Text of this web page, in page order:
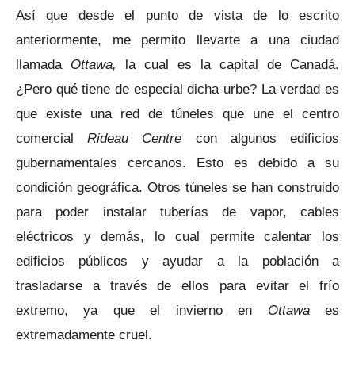
Así que desde el punto de vista de lo escrito
anteriormente, me permito llevarte a una ciudad
llamada Ottawa, la cual es la capital de Canadá.
¿Pero qué tiene de especial dicha urbe? La verdad es
que existe una red de túneles que une el centro
comercialRideau Centre con algunos edificios
gubernamentales cercanos. Esto es debido a su
condición geográfica. Otros túneles se han construido
para poder instalar tuberías de vapor, cables
eléctricos y demás, lo cual permite calentar los
edificios públicos y ayudar a la población a
trasladarse a través de ellos para evitar el frío
extremo, ya que el invierno en Ottawaes
extremadamente cruel.